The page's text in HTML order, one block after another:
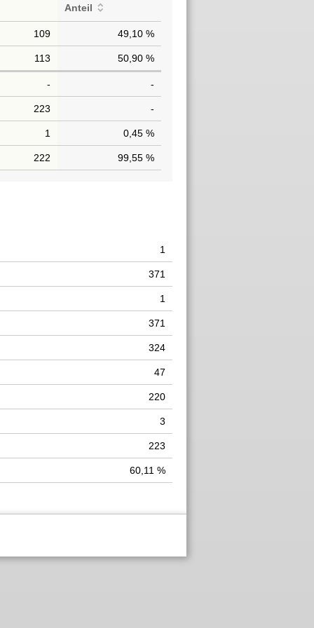
Anteil
109 49,10 %
113 50,90 %
- -
223 -
1 0,45 %
222 99,55 %
1
371
1
371
324
47
220
3
223
60,11 %